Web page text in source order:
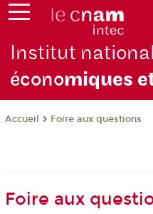
Institut
économiques
Accueil Foire aux questions
Foire aux